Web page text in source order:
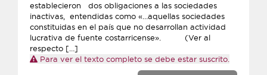
establecieron dos obligaciones a las sociedades
inactivas, entendidas como «…aquellas sociedades
constituidas en el país que no desarrollan actividad
lucrativa de fuente costarricense». (Ver al
respecto […]
Para ver el texto completo se debe estar suscrito.